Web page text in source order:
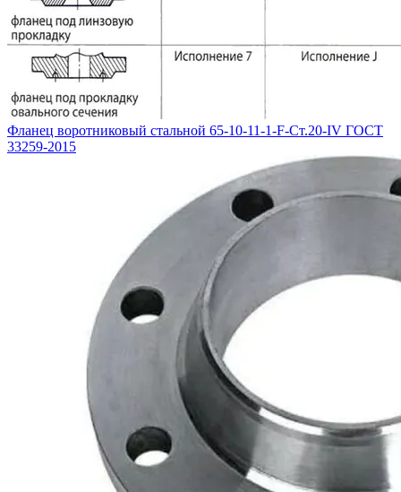
Фланец воротниковый стальной 65-10-11-1-F-Ст.20-IV ГОСТ
33259-2015